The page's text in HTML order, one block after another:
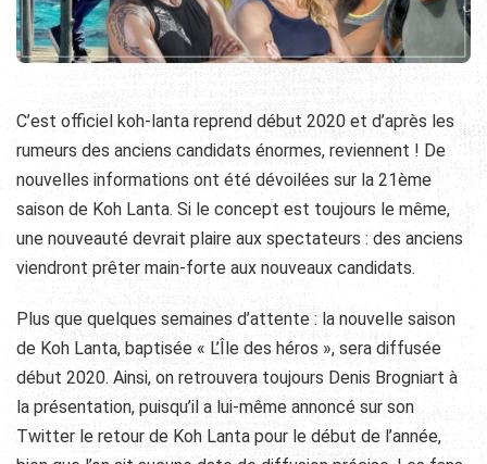
C’est officiel koh-lanta reprend début 2020 et d’après les
rumeurs des anciens candidats énormes, reviennent ! De
nouvelles informations ont été dévoilées sur la 21ème
saison de Koh Lanta. Si le concept est toujours le même,
une nouveauté devrait plaire aux spectateurs : des anciens
viendront prêter main-forte aux nouveaux candidats.
Plus que quelques semaines d’attente : la nouvelle saison
de Koh Lanta, baptisée « L’Île des héros », sera diffusée
début 2020. Ainsi, on retrouvera toujours Denis Brogniart à
la présentation, puisqu’il a lui-même annoncé sur son
Twitter le retour de Koh Lanta pour le début de l’année,